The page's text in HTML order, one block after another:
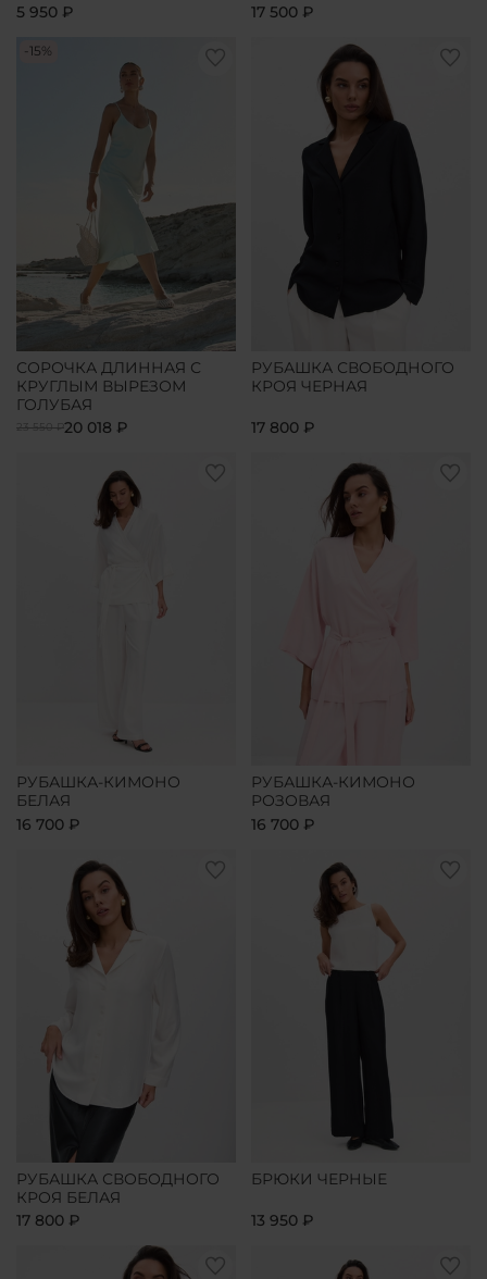
5 950 ₽
17 500 ₽
-15%
СОРОЧКА ДЛИННАЯ С
КРУГЛЫМ ВЫРЕЗОМ
ГОЛУБАЯ
23 550 ₽20 018 ₽
РУБАШКА СВОБОДНОГО
КРОЯ ЧЕРНАЯ
17 800 ₽
РУБАШКА-КИМОНО
БЕЛАЯ
16 700 ₽
РУБАШКА-КИМОНО
РОЗОВАЯ
16 700 ₽
РУБАШКА СВОБОДНОГО
КРОЯ БЕЛАЯ
17 800 ₽
БРЮКИ ЧЕРНЫЕ
13 950 ₽